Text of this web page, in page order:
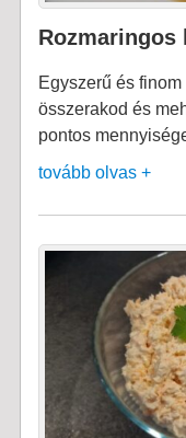
Rozmaringos
Egyszerű és
összerakod és
pontos
tovább olvas +